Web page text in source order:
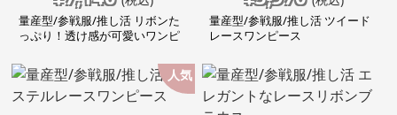
量産型/参戦服/推し活 リボンた
っぷり！透け感が可愛いワンピ
量産型/参戦服/推し活 ツイード
レースワンピース
人気